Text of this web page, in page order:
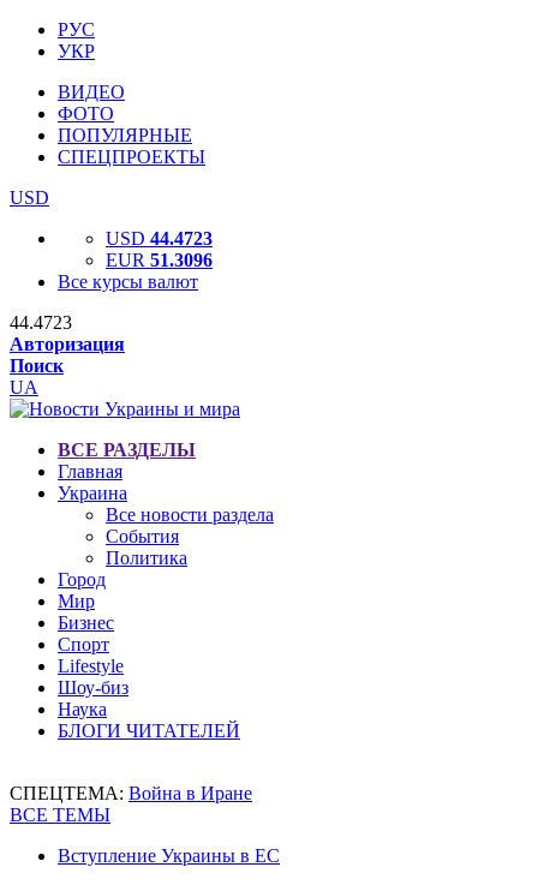
РУС
УКР
ВИДЕО
ФОТО
ПОПУЛЯРНЫЕ
СПЕЦПРОЕКТЫ
USD
USD 44.4723
EUR 51.3096
Все курсы валют
44.4723
Авторизация
Поиск
UA
ВСЕ РАЗДЕЛЫ
Главная
Украина
Все новости раздела
События
Политика
Город
Мир
Бизнес
Спорт
Lifestyle
Шоу-биз
Наука
БЛОГИ ЧИТАТЕЛЕЙ
СПЕЦТЕМА: Война в Иране
ВСЕ ТЕМЫ
Вступление Украины в ЕС